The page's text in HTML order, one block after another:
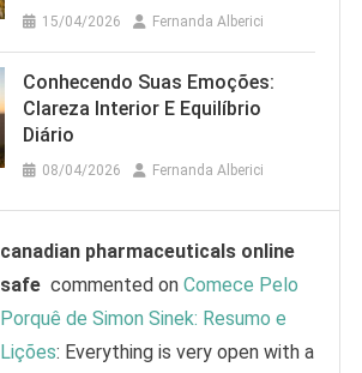
15/04/2026 Fernanda Alberici
Conhecendo Suas Emoções:
Clareza Interior E Equilíbrio
Diário
08/04/2026 Fernanda Alberici
canadian pharmaceuticals online
safe commented onComece Pelo
Porquê de Simon Sinek: Resumo e
Lições: Everything is very open with a